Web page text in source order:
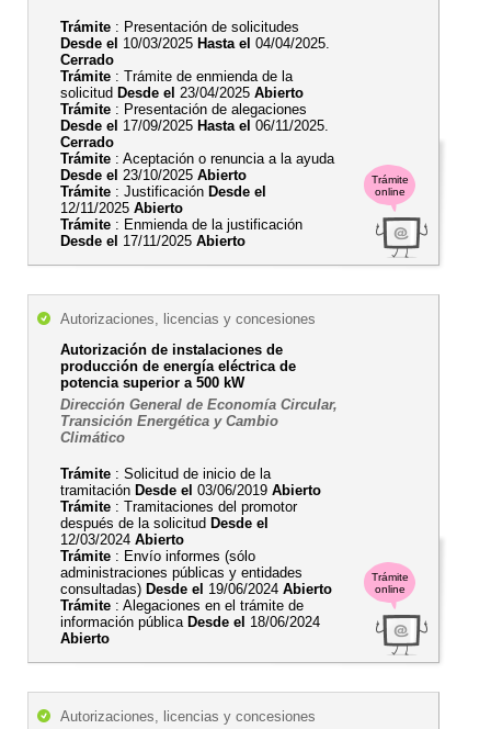
Trámite
online
Trámite : Presentación de solicitudes
Desde el 10/03/2025 Hasta el 04/04/2025.
Cerrado
Trámite : Trámite de enmienda de la
solicitud Desde el 23/04/2025 Abierto
Trámite : Presentación de alegaciones
Desde el 17/09/2025 Hasta el 06/11/2025.
Cerrado
Trámite : Aceptación o renuncia a la ayuda
Desde el 23/10/2025 Abierto
Trámite : Justificación Desde el
12/11/2025 Abierto
Trámite : Enmienda de la justificación
Desde el 17/11/2025 Abierto
Trámite
online
Autorizaciones, licencias y concesiones
Autorización de instalaciones de
producción de energía eléctrica de
potencia superior a 500 kW
Dirección General de Economía Circular,
Transición Energética y Cambio
Climático
Trámite : Solicitud de inicio de la
tramitación Desde el 03/06/2019 Abierto
Trámite : Tramitaciones del promotor
después de la solicitud Desde el
12/03/2024 Abierto
Trámite : Envío informes (sólo
administraciones públicas y entidades
consultadas) Desde el 19/06/2024 Abierto
Trámite : Alegaciones en el trámite de
información pública Desde el 18/06/2024
Abierto
Autorizaciones, licencias y concesiones